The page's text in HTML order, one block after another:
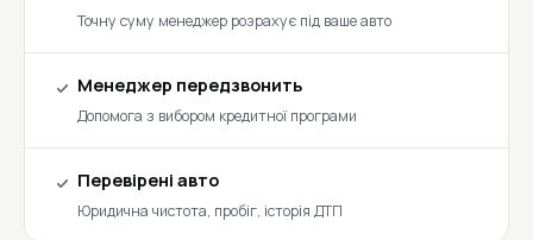
Точну суму менеджер розрахує під ваше авто
Менеджер передзвонить
Допомога з вибором кредитної програми
Перевірені авто
Юридична чистота, пробіг, історія ДТП